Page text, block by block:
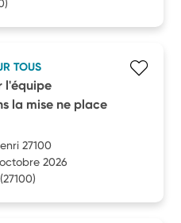
TOUS
l'équipe
la mise ne place
27100
2026
(27100)